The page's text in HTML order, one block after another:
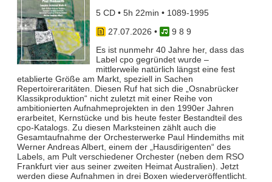
5 CD • 5h 22min • 1089-1995
27.07.2026 •
9 8 9
Es ist nunmehr 40 Jahre her, dass das
Label cpo gegründet wurde –
mittlerweile natürlich längst eine fest
etablierte Größe am Markt, speziell in Sachen
Repertoireraritäten. Diesen Ruf hat sich die „Osnabrücker
Klassikproduktion“ nicht zuletzt mit einer Reihe von
ambitionierten Aufnahmeprojekten in den 1990er Jahren
erarbeitet, Kernstücke und bis heute fester Bestandteil des
cpo-Katalogs. Zu diesen Marksteinen zählt auch die
Gesamtaufnahme der Orchesterwerke Paul Hindemiths mit
Werner Andreas Albert, einem der „Hausdirigenten“ des
Labels, am Pult verschiedener Orchester (neben dem RSO
Frankfurt vier aus seiner zweiten Heimat Australien). Jetzt
werden diese Aufnahmen in drei Boxen wiederveröffentlicht.